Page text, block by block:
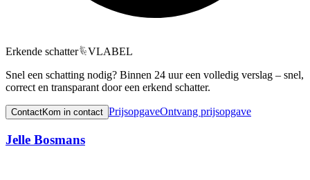
Erkende schatter
VLABEL
Snel een schatting nodig? Binnen 24 uur een volledig verslag – snel,
correct en transparant door een erkend schatter.
ContactKom in contact PrijsopgaveOntvang prijsopgave
Jelle Bosmans